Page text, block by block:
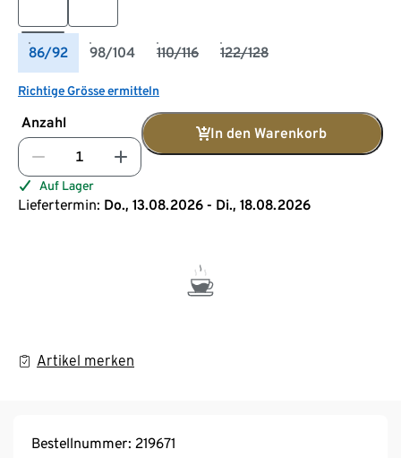
86/92 98/104 110/116 122/128
Richtige Grösse ermitteln
Anzahl
In den Warenkorb
Auf Lager
Liefertermin: Do., 13.08.2026 - Di., 18.08.2026
Artikel merken
Bestellnummer: 219671